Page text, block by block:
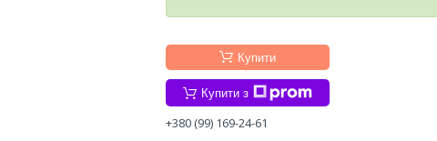
Купити
Купити з
+380 (99) 169-24-61